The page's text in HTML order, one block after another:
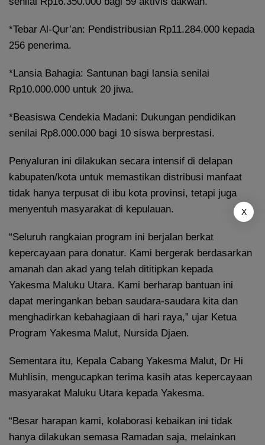
*Tebar Al-Qur’an: Pendistribusian Rp11.284.000 kepada
256 penerima.
*Lansia Bahagia: Santunan bagi lansia senilai
Rp10.000.000 untuk 20 jiwa.
*Beasiswa Cendekia Madani: Dukungan pendidikan
senilai Rp8.000.000 bagi 10 siswa berprestasi.
Penyaluran ini dilakukan secara intensif di delapan
kabupaten/kota untuk memastikan distribusi manfaat
tidak hanya terpusat di ibu kota provinsi, tetapi juga
menyentuh masyarakat di kepulauan.
“Seluruh rangkaian program ini berjalan berkat
kepercayaan para donatur. Kami bergerak berdasarkan
amanah dan akad yang telah dititipkan kepada
Yakesma Maluku Utara. Kami berharap bantuan ini
dapat meringankan beban saudara-saudara kita dan
menghadirkan kebahagiaan di hari raya,” ujar Ketua
Program Yakesma Malut, Nursida Djaen.
Sementara itu, Kepala Cabang Yakesma Malut, Dr Hi
Muhlisin, mengucapkan terima kasih atas kepercayaan
masyarakat Maluku Utara kepada Yakesma.
“Besar harapan kami, kolaborasi kebaikan ini tidak
hanya dilakukan semasa Ramadan saja, melainkan
X